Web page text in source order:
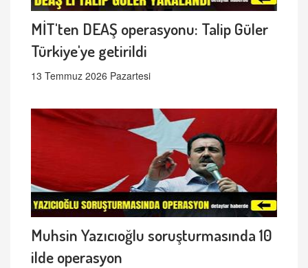
MİT'ten DEAŞ operasyonu: Talip Güler
Türkiye'ye getirildi
13 Temmuz 2026 Pazartesi
Muhsin Yazıcıoğlu soruşturmasında 10
ilde operasyon